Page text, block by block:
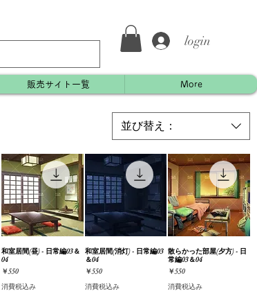
login
販売サイト一覧 More
並び替え：
クイックビュー
和室居間(昼) - 日常編03＆
04
価格
￥550
消費税込み
クイックビュー
和室居間(消灯) - 日常編03
＆04
価格
￥550
消費税込み
クイックビュー
散らかった部屋(夕方) - 日
常編03＆04
価格
￥550
消費税込み